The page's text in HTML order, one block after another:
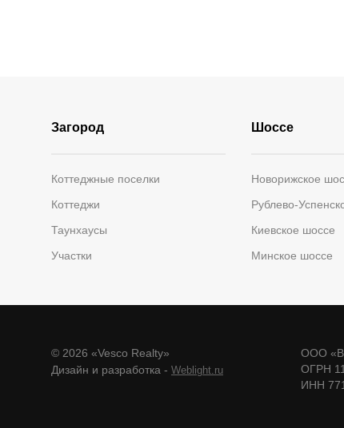
Загород
Коттеджные поселки
Коттеджи
Таунхаусы
Участки
Шоссе
Новорижское
Рублево-
Киевское шоссе
Минское шоссе
© 2026 «Vesco Realty»
Дизайн и разработка - Weblight.ru
ООО
ОГРН
ИНН